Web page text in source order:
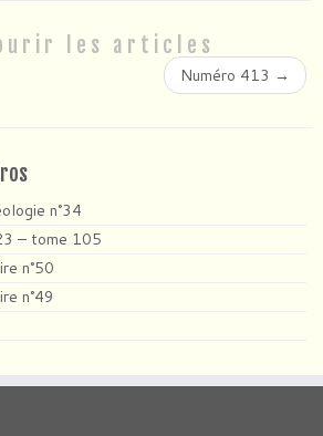
les articles
Numéro 413 →
n°34
– tome 105
n°50
n°49